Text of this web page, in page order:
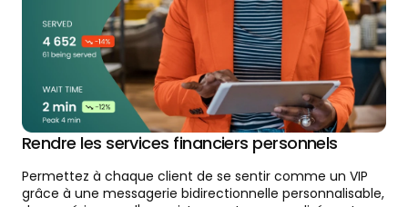
Rendre les services financiers personnels
Permettez à chaque client de se sentir comme un VIP
grâce à une messagerie bidirectionnelle personnalisable,